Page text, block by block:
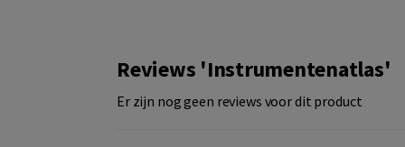
Reviews 'Instrumentenatlas'
Er zijn nog geen reviews voor dit product